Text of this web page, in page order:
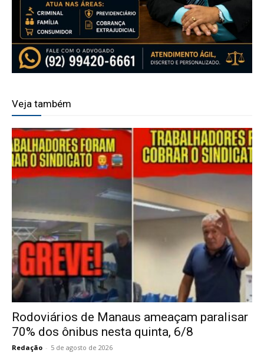
Veja também
Rodoviários de Manaus ameaçam paralisar
70% dos ônibus nesta quinta, 6/8
Redação - 5 de agosto de 2026